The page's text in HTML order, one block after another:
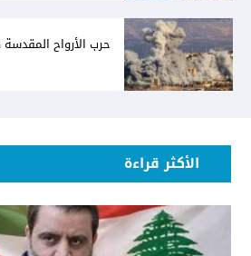
حرب الأرواح المقدسة
الأكثر قراءة